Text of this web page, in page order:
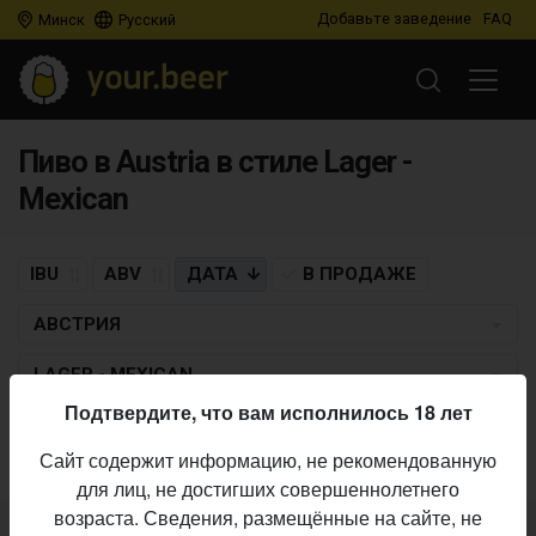
Минск Русский Добавьте заведение FAQ
Пиво в Austria в стиле Lager -
Mexican
IBU ABV ДАТА В ПРОДАЖЕ
АВСТРИЯ
LAGER - MEXICAN
Пиво по заданным критериям не найдено
Подтвердите, что вам исполнилось 18 лет
Сайт содержит информацию, не рекомендованную
для лиц, не достигших совершеннолетнего
возраста. Сведения, размещённые на сайте, не